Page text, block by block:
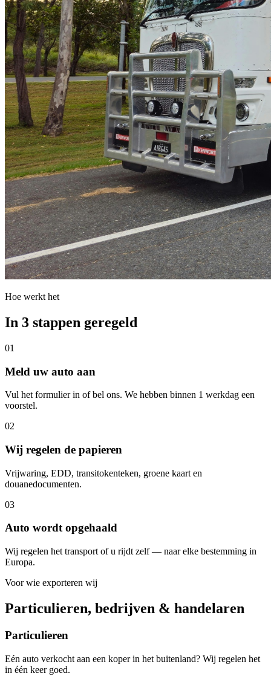
Hoe werkt het
In 3 stappen geregeld
01
Meld uw auto aan
Vul het formulier in of bel ons. We hebben binnen 1 werkdag een
voorstel.
02
Wij regelen de papieren
Vrijwaring, EDD, transitokenteken, groene kaart en
douanedocumenten.
03
Auto wordt opgehaald
Wij regelen het transport of u rijdt zelf — naar elke bestemming in
Europa.
Voor wie exporteren wij
Particulieren, bedrijven & handelaren
Particulieren
Eén auto verkocht aan een koper in het buitenland? Wij regelen het
in één keer goed.